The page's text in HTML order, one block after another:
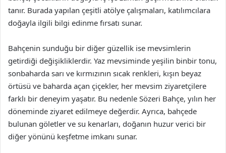
tanır. Burada yapılan çeşitli atölye çalışmaları, katılımcılara
doğayla ilgili bilgi edinme fırsatı sunar.
Bahçenin sunduğu bir diğer güzellik ise mevsimlerin
getirdiği değişikliklerdir. Yaz mevsiminde yeşilin binbir tonu,
sonbaharda sarı ve kırmızının sıcak renkleri, kışın beyaz
örtüsü ve baharda açan çiçekler, her mevsim ziyaretçilere
farklı bir deneyim yaşatır. Bu nedenle Sözeri Bahçe, yılın her
döneminde ziyaret edilmeye değerdir. Ayrıca, bahçede
bulunan göletler ve su kenarları, doğanın huzur verici bir
diğer yönünü keşfetme imkanı sunar.